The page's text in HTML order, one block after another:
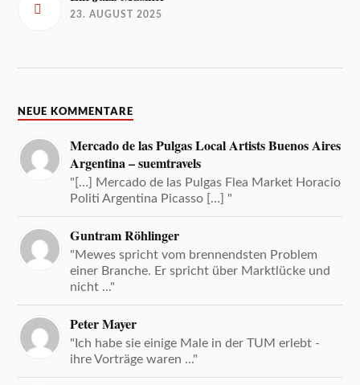
23. AUGUST 2025
NEUE KOMMENTARE
Mercado de las Pulgas Local Artists Buenos Aires
Argentina – suemtravels
"[…] Mercado de las Pulgas Flea Market Horacio
Politi Argentina Picasso […] "
Guntram Röhlinger
"Mewes spricht vom brennendsten Problem
einer Branche. Er spricht über Marktlücke und
nicht ..."
Peter Mayer
"Ich habe sie einige Male in der TUM erlebt -
ihre Vorträge waren ..."